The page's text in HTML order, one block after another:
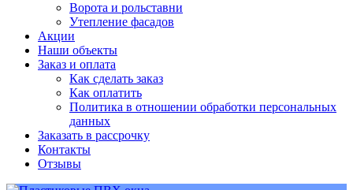
Ворота и рольставни
Утепление фасадов
Акции
Наши объекты
Заказ и оплата
Как сделать заказ
Как оплатить
Политика в отношении обработки персональных
данных
Заказать в рассрочку
Контакты
Отзывы